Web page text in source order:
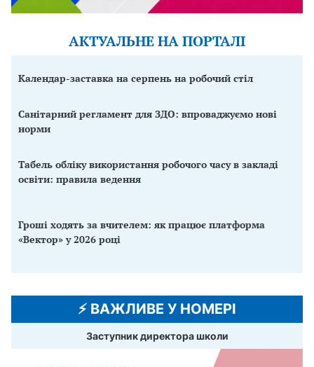
АКТУАЛЬНЕ НА ПОРТАЛІ
Календар-заставка на серпень на робочий стіл
Санітарний регламент для ЗДО: впроваджуємо нові
норми
Табель обліку використання робочого часу в закладі
освіти: правила ведення
Гроші ходять за вчителем: як працює платформа
«Вектор» у 2026 році
⚡️ ВАЖЛИВЕ У НОМЕРІ
Заступник директора школи